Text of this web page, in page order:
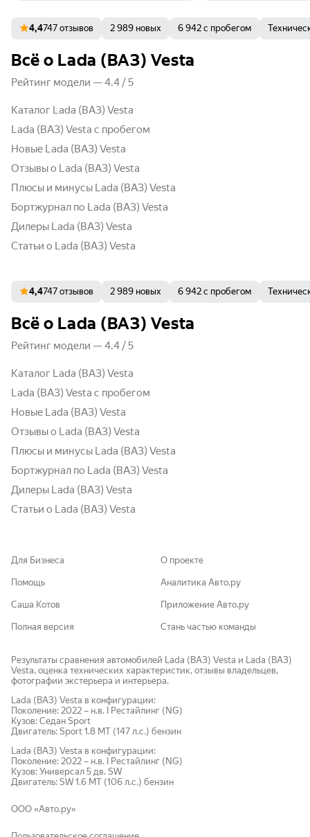
4,4747 отзывов 2 989 новых 6 942 с пробегом
Всё о Lada (ВАЗ) Vesta
Рейтинг модели —4.4 /5
Каталог Lada (ВАЗ) Vesta
Lada (ВАЗ) Vesta с пробегом
Новые Lada (ВАЗ) Vesta
Отзывы о Lada (ВАЗ) Vesta
Плюсы и минусы Lada (ВАЗ) Vesta
Бортжурнал по Lada (ВАЗ) Vesta
Дилеры Lada (ВАЗ) Vesta
Статьи о Lada (ВАЗ) Vesta
4,4747 отзывов 2 989 новых 6 942 с пробегом
Всё о Lada (ВАЗ) Vesta
Рейтинг модели —4.4 /5
Каталог Lada (ВАЗ) Vesta
Lada (ВАЗ) Vesta с пробегом
Новые Lada (ВАЗ) Vesta
Отзывы о Lada (ВАЗ) Vesta
Плюсы и минусы Lada (ВАЗ) Vesta
Бортжурнал по Lada (ВАЗ) Vesta
Дилеры Lada (ВАЗ) Vesta
Статьи о Lada (ВАЗ) Vesta
Для Бизнеса О проекте
Помощь Аналитика Авто.ру
Саша Котов Приложение Авто.ру
Полная версия Стань частью команды
Результаты сравнения автомобилей Lada (ВАЗ) Vesta и Lada (ВАЗ)
Vesta, оценка технических характеристик, отзывы владельцев,
фотографии экстерьера и интерьера.
Lada (ВАЗ) Vesta в конфигурации:
Поколение: 2022 – н.в. I Рестайлинг (NG)
Кузов: Седан Sport
Двигатель: Sport 1.8 MT (147 л.с.) бензин
Lada (ВАЗ) Vesta в конфигурации:
Поколение: 2022 – н.в. I Рестайлинг (NG)
Кузов: Универсал 5 дв. SW
Двигатель: SW 1.6 MT (106 л.с.) бензин
ООО «Авто.ру»